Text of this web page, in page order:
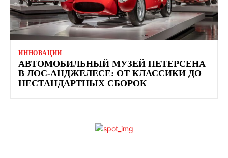
ИННОВАЦИИ
АВТОМОБИЛЬНЫЙ МУЗЕЙ ПЕТЕРСЕНА
В ЛОС-АНДЖЕЛЕСЕ: ОТ КЛАССИКИ ДО
НЕСТАНДАРТНЫХ СБОРОК